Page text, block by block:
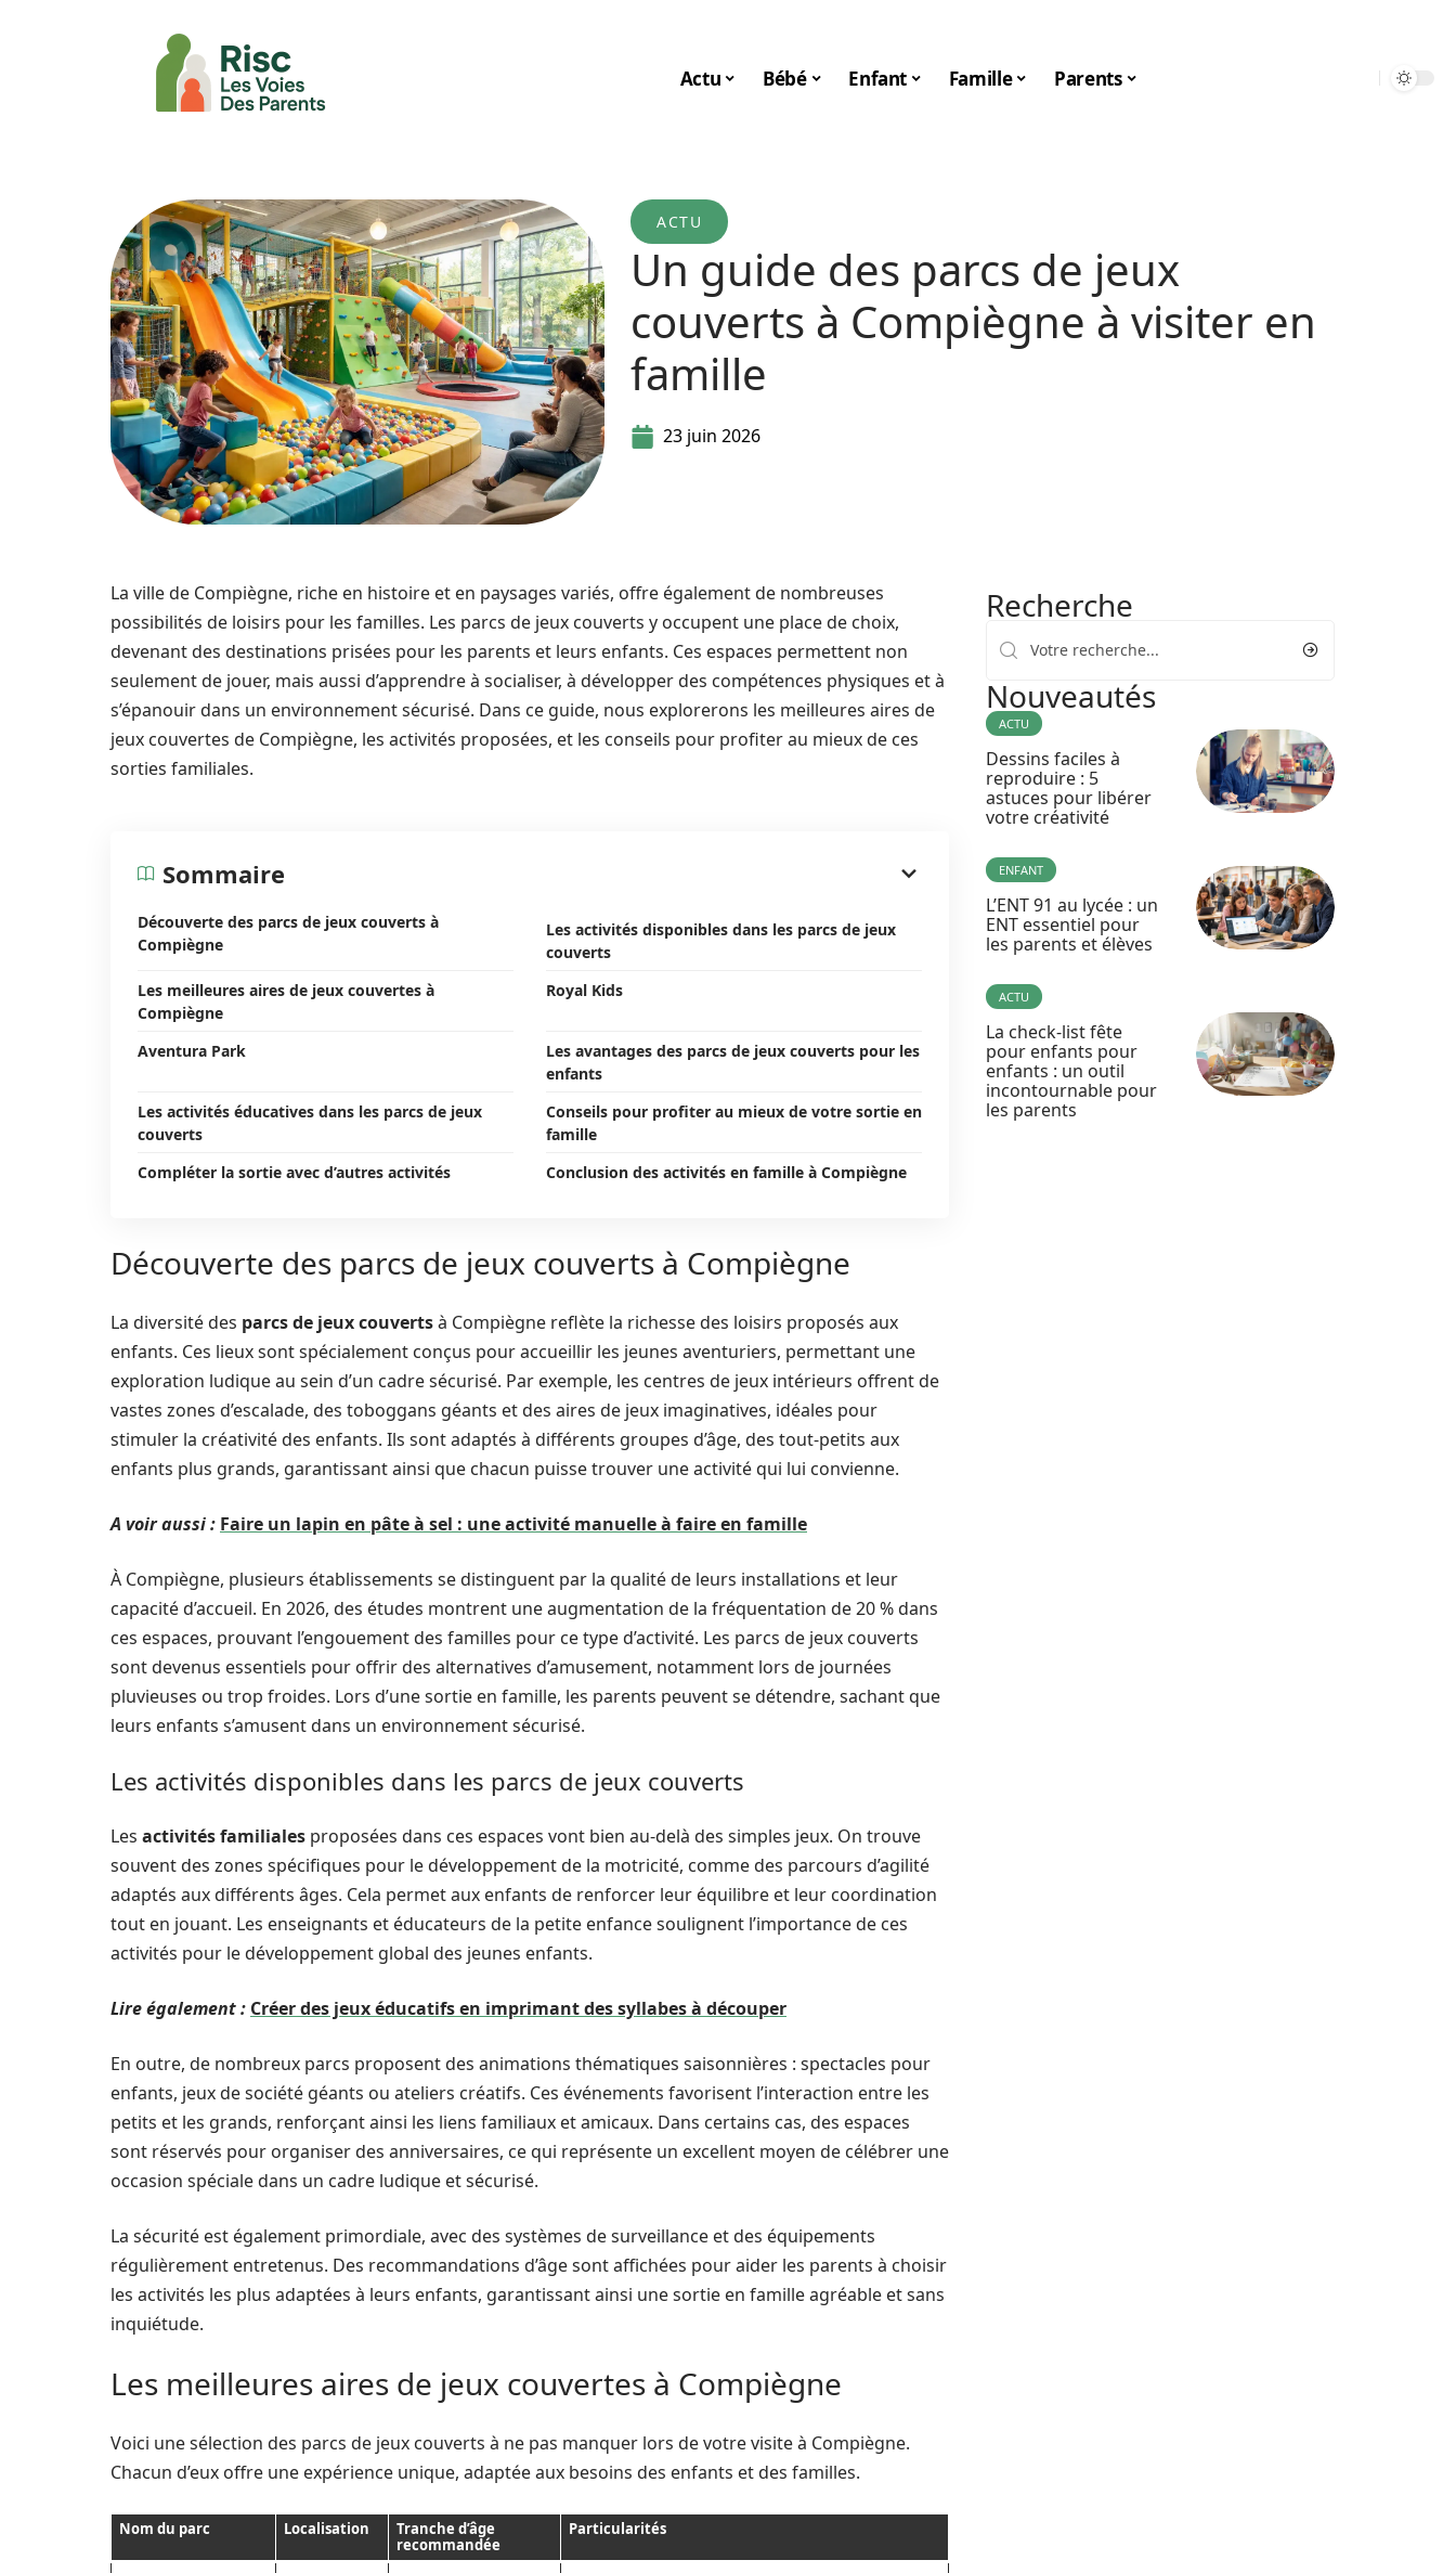
Actu Bébé Enfant Famille Parents
ACTU
Un guide des parcs de jeux
couverts à Compiègne à visiter en
famille
23 juin 2026
La ville de Compiègne, riche en histoire et en paysages variés, offre également de nombreuses
possibilités de loisirs pour les familles. Les parcs de jeux couverts y occupent une place de choix,
devenant des destinations prisées pour les parents et leurs enfants. Ces espaces permettent non
seulement de jouer, mais aussi d’apprendre à socialiser, à développer des compétences physiques et à
s’épanouir dans un environnement sécurisé. Dans ce guide, nous explorerons les meilleures aires de
jeux couvertes de Compiègne, les activités proposées, et les conseils pour profiter au mieux de ces
sorties familiales.
Sommaire
Découverte des parcs de jeux couverts à
Compiègne
Les activités disponibles dans les parcs de jeux
couverts
Les meilleures aires de jeux couvertes à
Compiègne
Royal Kids
Aventura Park
Les avantages des parcs de jeux couverts pour les
enfants
Les activités éducatives dans les parcs de jeux
couverts
Conseils pour profiter au mieux de votre sortie en
famille
Compléter la sortie avec d’autres activités
Conclusion des activités en famille à Compiègne
Découverte des parcs de jeux couverts à Compiègne
La diversité des parcs de jeux couvertsà Compiègne reflète la richesse des loisirs proposés aux
enfants. Ces lieux sont spécialement conçus pour accueillir les jeunes aventuriers, permettant une
exploration ludique au sein d’un cadre sécurisé. Par exemple, les centres de jeux intérieurs offrent de
vastes zones d’escalade, des toboggans géants et des aires de jeux imaginatives, idéales pour
stimuler la créativité des enfants. Ils sont adaptés à différents groupes d’âge, des tout-petits aux
enfants plus grands, garantissant ainsi que chacun puisse trouver une activité qui lui convienne.
A voir aussi : Faire un lapin en pâte à sel : une activité manuelle à faire en famille
À Compiègne, plusieurs établissements se distinguent par la qualité de leurs installations et leur
capacité d’accueil. En 2026, des études montrent une augmentation de la fréquentation de 20 % dans
ces espaces, prouvant l’engouement des familles pour ce type d’activité. Les parcs de jeux couverts
sont devenus essentiels pour offrir des alternatives d’amusement, notamment lors de journées
pluvieuses ou trop froides. Lors d’une sortie en famille, les parents peuvent se détendre, sachant que
leurs enfants s’amusent dans un environnement sécurisé.
Les activités disponibles dans les parcs de jeux couverts
Les activités familiales proposées dans ces espaces vont bien au-delà des simples jeux. On trouve
souvent des zones spécifiques pour le développement de la motricité, comme des parcours d’agilité
adaptés aux différents âges. Cela permet aux enfants de renforcer leur équilibre et leur coordination
tout en jouant. Les enseignants et éducateurs de la petite enfance soulignent l’importance de ces
activités pour le développement global des jeunes enfants.
Lire également : Créer des jeux éducatifs en imprimant des syllabes à découper
En outre, de nombreux parcs proposent des animations thématiques saisonnières : spectacles pour
enfants, jeux de société géants ou ateliers créatifs. Ces événements favorisent l’interaction entre les
petits et les grands, renforçant ainsi les liens familiaux et amicaux. Dans certains cas, des espaces
sont réservés pour organiser des anniversaires, ce qui représente un excellent moyen de célébrer une
occasion spéciale dans un cadre ludique et sécurisé.
La sécurité est également primordiale, avec des systèmes de surveillance et des équipements
régulièrement entretenus. Des recommandations d’âge sont affichées pour aider les parents à choisir
les activités les plus adaptées à leurs enfants, garantissant ainsi une sortie en famille agréable et sans
inquiétude.
Les meilleures aires de jeux couvertes à Compiègne
Voici une sélection des parcs de jeux couverts à ne pas manquer lors de votre visite à Compiègne.
Chacun d’eux offre une expérience unique, adaptée aux besoins des enfants et des familles.
Nom du parc Localisation
Tranche d’âge
recommandée
Particularités
Recherche
Nouveautés
ACTU
Dessins faciles à
reproduire : 5
astuces pour libérer
votre créativité
ENFANT
L’ENT 91 au lycée : un
ENT essentiel pour
les parents et élèves
ACTU
La check-list fête
pour enfants pour
enfants : un outil
incontournable pour
les parents